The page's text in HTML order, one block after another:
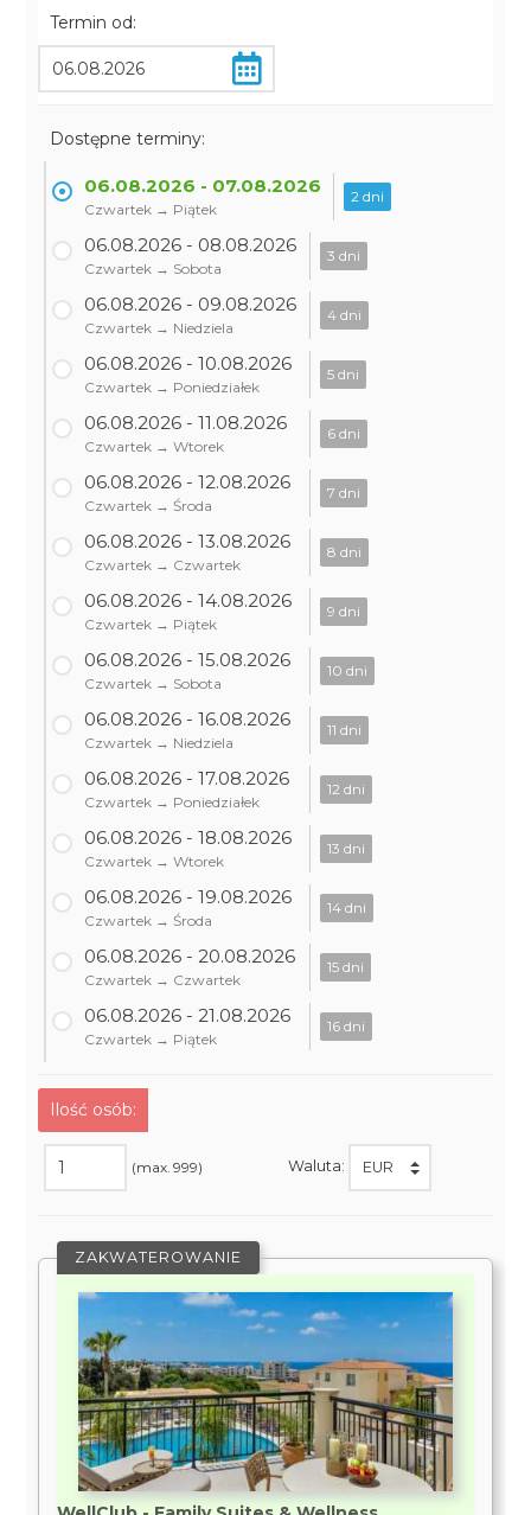
Termin od:
Dostępne terminy:
06.08.2026 - 07.08.2026
Czwartek → Piątek
2 dni
06.08.2026 - 08.08.2026
Czwartek → Sobota
3 dni
06.08.2026 - 09.08.2026
Czwartek → Niedziela
4 dni
06.08.2026 - 10.08.2026
Czwartek → Poniedziałek
5 dni
06.08.2026 - 11.08.2026
Czwartek → Wtorek
6 dni
06.08.2026 - 12.08.2026
Czwartek → Środa
7 dni
06.08.2026 - 13.08.2026
Czwartek → Czwartek
8 dni
06.08.2026 - 14.08.2026
Czwartek → Piątek
9 dni
06.08.2026 - 15.08.2026
Czwartek → Sobota
10 dni
06.08.2026 - 16.08.2026
Czwartek → Niedziela
11 dni
06.08.2026 - 17.08.2026
Czwartek → Poniedziałek
12 dni
06.08.2026 - 18.08.2026
Czwartek → Wtorek
13 dni
06.08.2026 - 19.08.2026
Czwartek → Środa
14 dni
06.08.2026 - 20.08.2026
Czwartek → Czwartek
15 dni
06.08.2026 - 21.08.2026
Czwartek → Piątek
16 dni
Ilość osób:
(max. 999) Waluta:
ZAKWATEROWANIE